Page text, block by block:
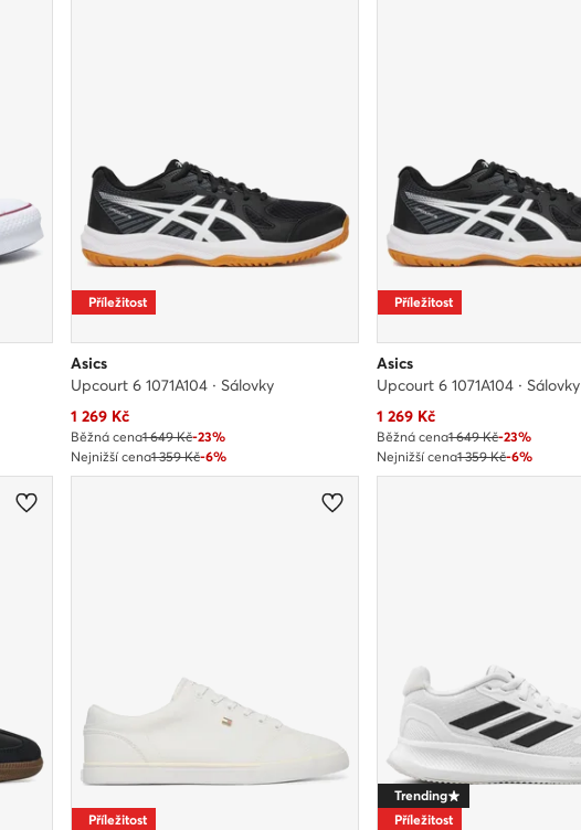
Příležitost
Asics
Upcourt 6 1071A104 · Sálovky
Aktuální cena
1 269Kč
Běžná cena1 649 Kč-23%
Nejnižší cena1 359 Kč-6%
Příležitost
Asics
Upcourt 6 1071A104 · Sálovky
Aktuální cena
1 269 Kč
Běžná cena1 649 Kč-23%
Nejnižší cena1 359 Kč-6%
Příležitost
Trending
Příležitost